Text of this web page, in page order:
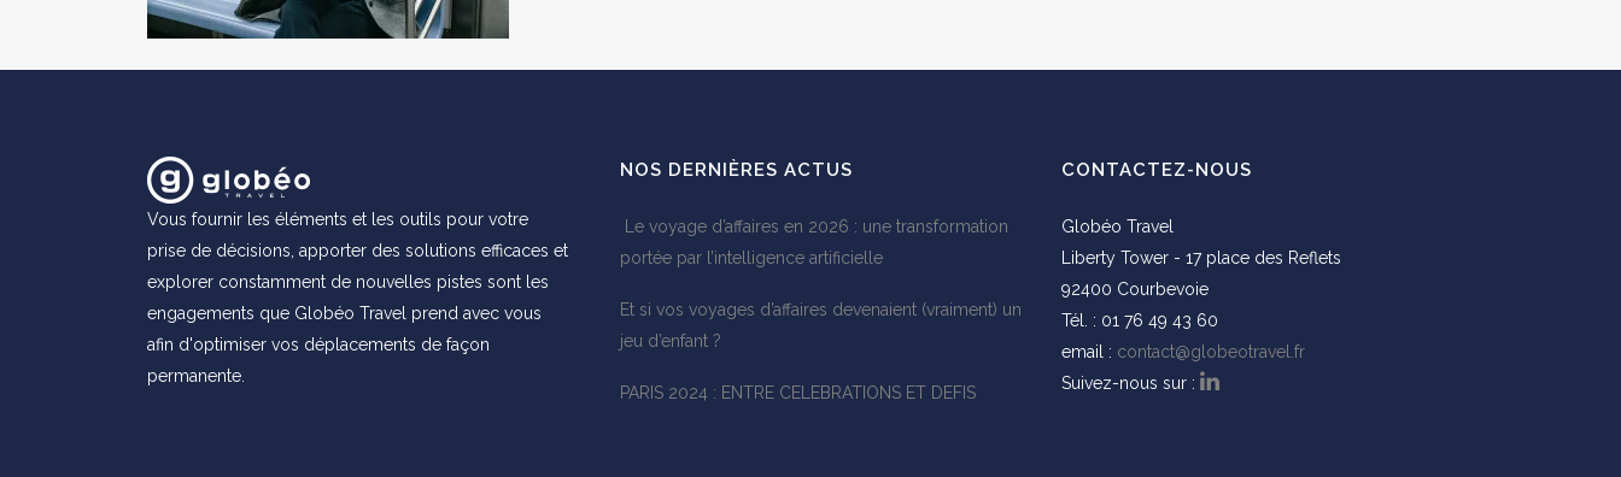
Vous fournir les éléments et les outils pour votre
prise de décisions, apporter des solutions efficaces et
explorer constamment de nouvelles pistes sont les
engagements que Globéo Travel prend avec vous
afin d'optimiser vos déplacements de façon
permanente.
NOS DERNIÈRES ACTUS
Le voyage d’affaires en 2026 : une transformation
portée par l’intelligence artificielle
Et si vos voyages d’affaires devenaient (vraiment) un
jeu d’enfant ?
PARIS 2024 : ENTRE CELEBRATIONS ET DEFIS
CONTACTEZ-NOUS
Globéo Travel
Liberty Tower - 17 place des Reflets
92400 Courbevoie
Tél. : 01 76 49 43 60
email : contact@globeotravel.fr
Suivez-nous sur :